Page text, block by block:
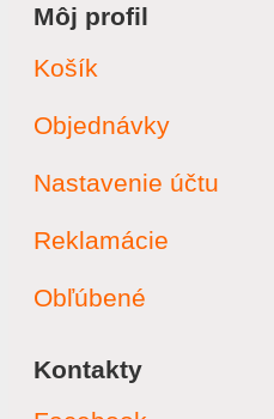
Môj profil
Košík
Objednávky
Nastavenie účtu
Reklamácie
Obľúbené
Kontakty